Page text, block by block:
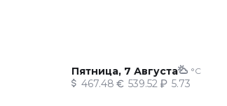
Пятница, 7 Августа °C
467.48 539.52 5.73